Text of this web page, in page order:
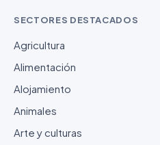
SECTORES DESTACADOS
Agricultura
Alimentación
Alojamiento
Animales
Arte y culturas